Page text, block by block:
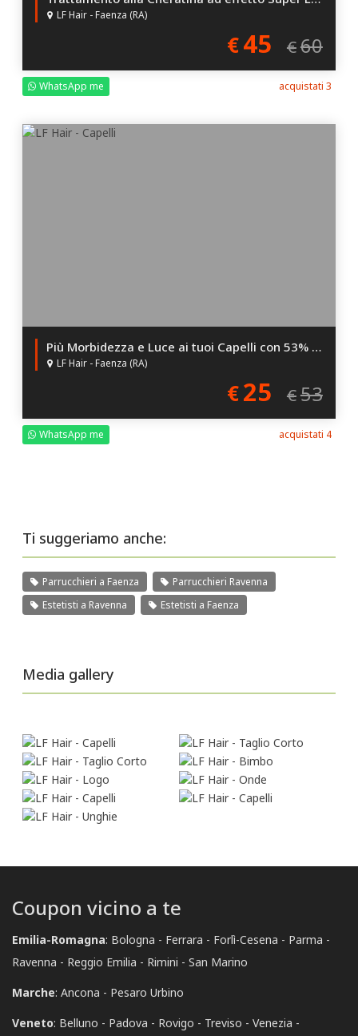
LF Hair - Faenza (RA)
€45 €60
WhatsApp me acquistati 3
Più Morbidezza e Luce ai tuoi Capelli con 53% di Sconto!
LF Hair - Faenza (RA)
€25 €53
WhatsApp me acquistati 4
Ti suggeriamo anche:
Parrucchieri a Faenza
Parrucchieri Ravenna
Estetisti a Ravenna
Estetisti a Faenza
Media gallery
Coupon vicino a te
Emilia-Romagna: Bologna Ferrara Forlì-Cesena
Parma
Ravenna
Reggio Emilia Rimini
San Marino
Marche: Ancona
Pesaro Urbino
Veneto: Belluno Padova Rovigo Treviso
Venezia